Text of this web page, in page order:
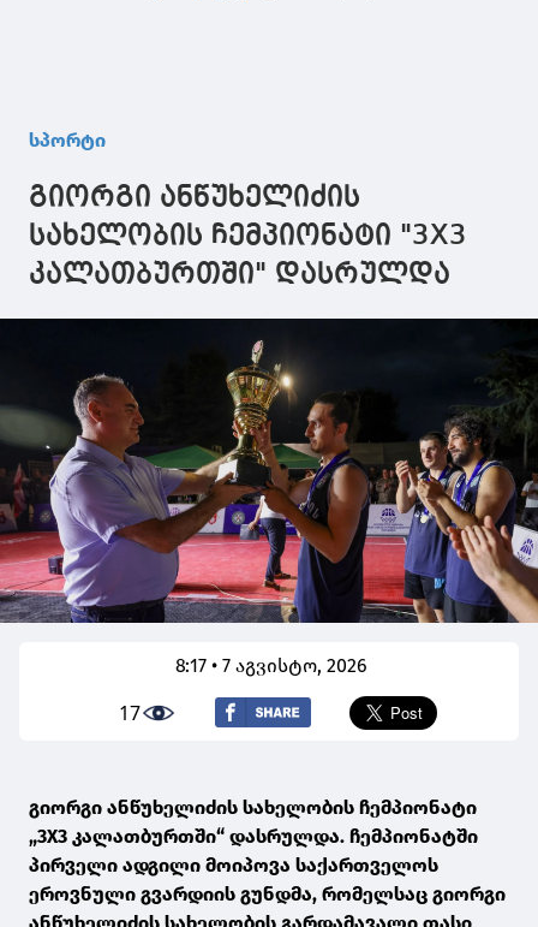
სპორტი
გიორგი ანწუხელიძის
სახელობის ჩემპიონატი "3X3
კალათბურთში" დასრულდა
8:17 • 7 აგვისტო, 2026
17
გიორგი ანწუხელიძის სახელობის ჩემპიონატი
„3X3 კალათბურთში“ დასრულდა. ჩემპიონატში
პირველი ადგილი მოიპოვა საქართველოს
ეროვნული გვარდიის გუნდმა, რომელსაც გიორგი